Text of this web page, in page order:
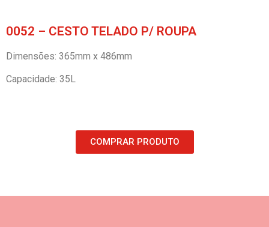
0052 – CESTO TELADO P/ ROUPA
Dimensões: 365mm x 486mm
Capacidade: 35L
COMPRAR PRODUTO